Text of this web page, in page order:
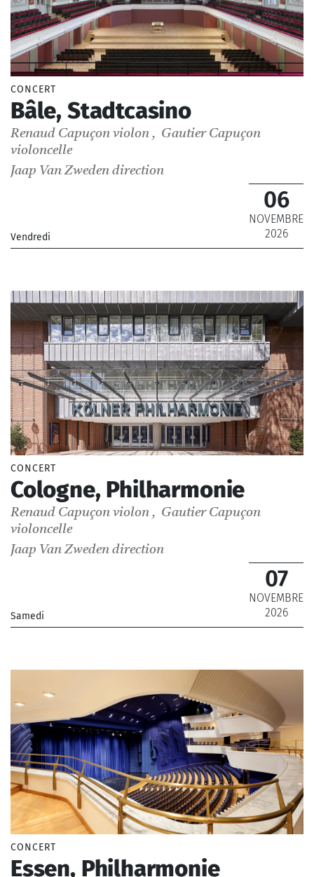
CONCERT
Bâle, Stadtcasino
Renaud Capuçon violon , Gautier Capuçon
violoncelle
Jaap Van Zweden direction
Vendredi
06
NOVEMBRE
2026
CONCERT
Cologne, Philharmonie
Renaud Capuçon violon , Gautier Capuçon
violoncelle
Jaap Van Zweden direction
Samedi
07
NOVEMBRE
2026
CONCERT
Essen, Philharmonie